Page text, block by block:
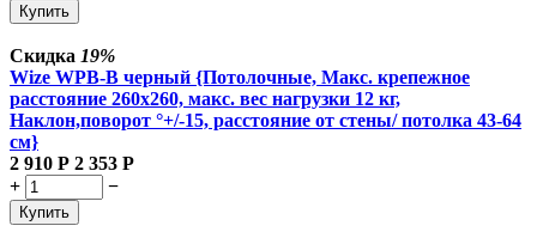
Купить
Скидка 19%
Wize WPB-B черный {Потолочные, Макс. крепежное
расстояние 260х260, макс. вес нагрузки 12 кг,
Наклон,поворот °+/-15, расстояние от стены/ потолка 43-64
см}
2 910 Р 2 353 Р
+
−
Купить